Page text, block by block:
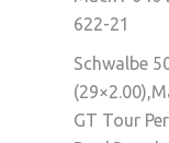
622-21
Schwalbe
GT Tour